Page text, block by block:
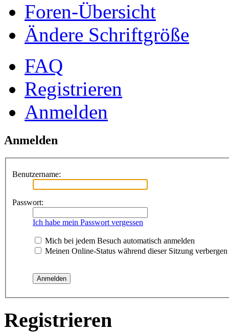
Foren-Übersicht
Ändere Schriftgröße
FAQ
Registrieren
Anmelden
Anmelden
Benutzername:
Passwort:
Ich habe mein Passwort vergessen
Mich bei jedem Besuch automatisch anmelden
Meinen Online-Status während dieser Sitzung verbergen
Registrieren